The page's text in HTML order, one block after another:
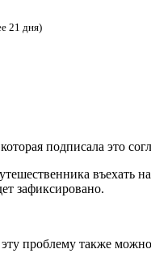
21 дня)
подписала это
въехать
зафиксировано.
проблему также